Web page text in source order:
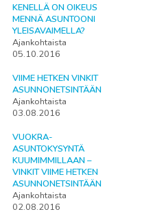
KENELLÄ ON OIKEUS
MENNÄ ASUNTOONI
YLEISAVAIMELLA?
Ajankohtaista
05.10.2016
VIIME HETKEN VINKIT
ASUNNONETSINTÄÄN
Ajankohtaista
03.08.2016
VUOKRA-
ASUNTOKYSYNTÄ
KUUMIMMILLAAN –
VINKIT VIIME HETKEN
ASUNNONETSINTÄÄN
Ajankohtaista
02.08.2016